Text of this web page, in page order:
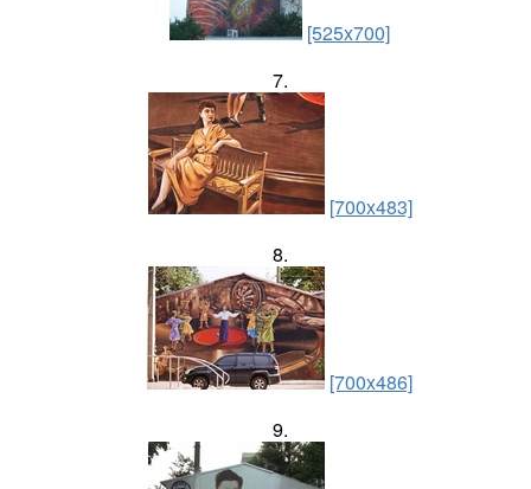
[525x700]
7.
[700x483]
8.
[700x486]
9.